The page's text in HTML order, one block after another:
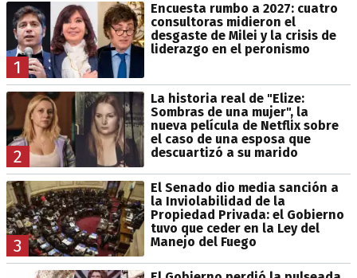
1
Encuesta rumbo a 2027: cuatro
consultoras midieron el
desgaste de Milei y la crisis de
liderazgo en el peronismo
2
La historia real de "Elize:
Sombras de una mujer", la
nueva película de Netflix sobre
el caso de una esposa que
descuartizó a su marido
3
El Senado dio media sanción a
la Inviolabilidad de la
Propiedad Privada: el Gobierno
tuvo que ceder en la Ley del
Manejo del Fuego